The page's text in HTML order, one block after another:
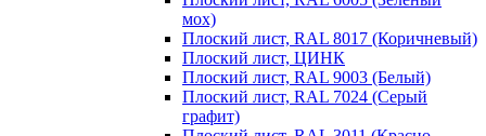
мох)
Плоский лист, RAL 8017 (Коричневый)
Плоский лист, ЦИНК
Плоский лист, RAL 9003 (Белый)
Плоский лист, RAL 7024 (Серый
графит)